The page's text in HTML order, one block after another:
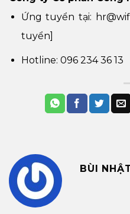
Ứng tuyển tại:
tuyển]
Hotline: 096 234 36 13
BÙI